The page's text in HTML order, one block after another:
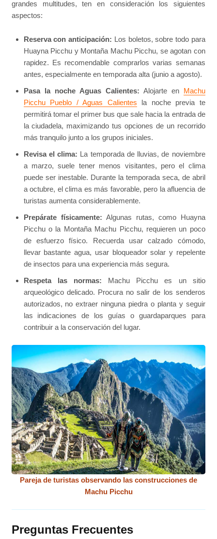
grandes multitudes, ten en consideración los siguientes
aspectos:
Reserva con anticipación: Los boletos, sobre todo para
Huayna Picchu y Montaña Machu Picchu, se agotan con
rapidez. Es recomendable comprarlos varias semanas
antes, especialmente en temporada alta (junio a agosto).
Pasa la noche Aguas Calientes: Alojarte en Machu
Picchu Pueblo / Aguas Calientes la noche previa te
permitirá tomar el primer bus que sale hacia la entrada de
la ciudadela, maximizando tus opciones de un recorrido
más tranquilo junto a los grupos iniciales.
Revisa el clima: La temporada de lluvias, de noviembre
a marzo, suele tener menos visitantes, pero el clima
puede ser inestable. Durante la temporada seca, de abril
a octubre, el clima es más favorable, pero la afluencia de
turistas aumenta considerablemente.
Prepárate físicamente: Algunas rutas, como Huayna
Picchu o la Montaña Machu Picchu, requieren un poco
de esfuerzo físico. Recuerda usar calzado cómodo,
llevar bastante agua, usar bloqueador solar y repelente
de insectos para una experiencia más segura.
Respeta las normas: Machu Picchu es un sitio
arqueológico delicado. Procura no salir de los senderos
autorizados, no extraer ninguna piedra o planta y seguir
las indicaciones de los guías o guardaparques para
contribuir a la conservación del lugar.
Pareja de turistas observando las construcciones de
Machu Picchu
Preguntas Frecuentes